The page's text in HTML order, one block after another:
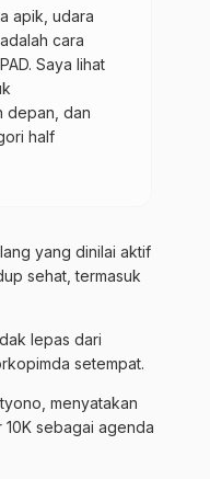
apik, udara
cara
Saya lihat
depan, dan
half
yang dinilai aktif
sehat, termasuk
lepas dari
setempat.
menyatakan
sebagai agenda